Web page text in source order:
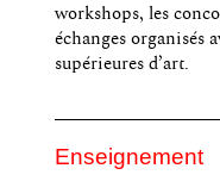
workshops, les
échanges organisés
supérieures d’art.
Enseignement